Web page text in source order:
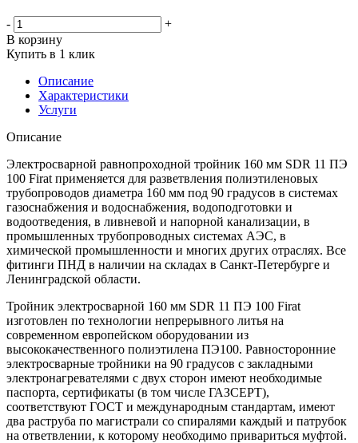
-
+
В корзину
Купить в 1 клик
Описание
Характеристики
Услуги
Описание
Электросварной равнопроходной тройник 160 мм SDR 11 ПЭ
100 Firat применяется для разветвления полиэтиленовых
трубопроводов диаметра 160 мм под 90 градусов в системах
газоснабжения и водоснабжения, водоподготовки и
водоотведения, в ливневой и напорной канализации, в
промышленных трубопроводных системах АЭС, в
химической промышленности и многих других отраслях. Все
фитинги ПНД в наличии на складах в Санкт-Петербурге и
Ленинградской области.
Тройник электросварной 160 мм SDR 11 ПЭ 100 Firat
изготовлен по технологии непрерывного литья на
современном европейском оборудовании из
высококачественного полиэтилена ПЭ100. Равносторонние
электросварные тройники на 90 градусов с закладными
электронагревателями с двух сторон имеют необходимые
паспорта, сертификаты (в том числе ГАЗСЕРТ),
соответствуют ГОСТ и международным стандартам, имеют
два раструба по магистрали со спиралями каждый и патрубок
на ответвлении, к которому необходимо привариться муфтой.